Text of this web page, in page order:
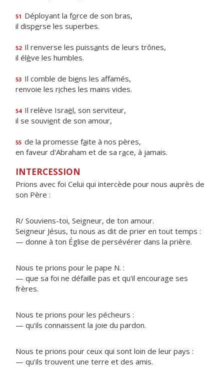
51 Déployant la force de son bras,
il disperse les superbes.
52 Il renverse les puissants de leurs trônes,
il élève les humbles.
53 Il comble de biens les affamés,
renvoie les riches les mains vides.
54 Il relève Israël, son serviteur,
il se souvient de son amour,
55 de la promesse faite à nos pères,
en faveur d'Abraham et de sa race, à jamais.
INTERCESSION
Prions avec foi Celui qui intercède pour nous auprès de
son Père :
R/ Souviens-toi, Seigneur, de ton amour.
Seigneur Jésus, tu nous as dit de prier en tout temps :
— donne à ton Église de persévérer dans la prière.
Nous te prions pour le pape N. :
— que sa foi ne défaille pas et qu'il encourage ses
frères.
Nous te prions pour les pécheurs :
— qu'ils connaissent la joie du pardon.
Nous te prions pour ceux qui sont loin de leur pays :
— qu'ils trouvent une terre et des amis.